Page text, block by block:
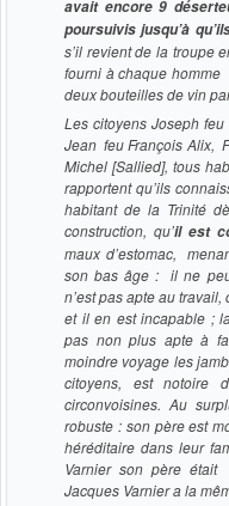
avait encore 9
poursuivis jusqu’à
s’il revient de la troupe
fourni à chaque homme
deux bouteilles de vin
Les citoyens Joseph
Jean feu François Alix,
Michel [Sallied], tous
rapportent qu’ils
habitant de la Trinité
construction, qu’il est
maux d’estomac,
son bas âge : il ne
n’est pas apte au
et il en est incapable ;
pas non plus apte à
moindre voyage les
citoyens, est notoire
circonvoisines. Au
robuste : son père est
héréditaire dans leur
Varnier son père
Jacques Varnier a la